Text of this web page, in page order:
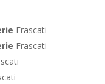
Frascati
Frascati